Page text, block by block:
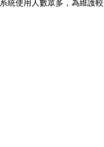
統使用人數眾多，為維護